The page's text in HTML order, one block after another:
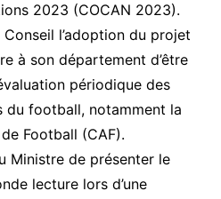
2023 (COCAN 2023).
l’adoption du projet
à son département d’être
périodique des
du football, notamment la
Football (CAF).
Ministre de présenter le
lecture lors d’une